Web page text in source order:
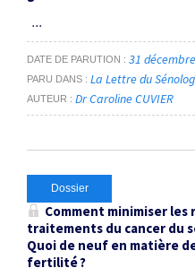
...
DATE DE PARUTION 31
PARU DANS La Lettre du
AUTEUR Dr Caroline CUVIER
Dossier
Comment minimiser
traitements du cancer du
Quoi de neuf en matière
fertilité ?